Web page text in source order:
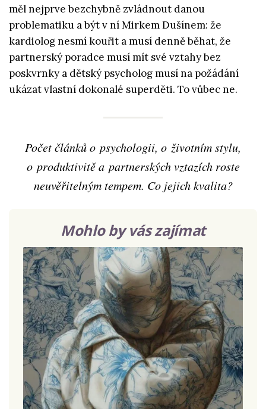
měl nejprve bezchybně zvládnout danou
problematiku a být v ní Mirkem Dušínem: že
kardiolog nesmí kouřit a musí denně běhat, že
partnerský poradce musí mít své vztahy bez
poskvrnky a dětský psycholog musí na požádání
ukázat vlastní dokonalé superděti. To vůbec ne.
Počet článků o psychologii, o životním stylu,
o produktivitě a partnerských vztazích roste
neuvěřitelným tempem. Co jejich kvalita?
Mohlo by vás zajímat